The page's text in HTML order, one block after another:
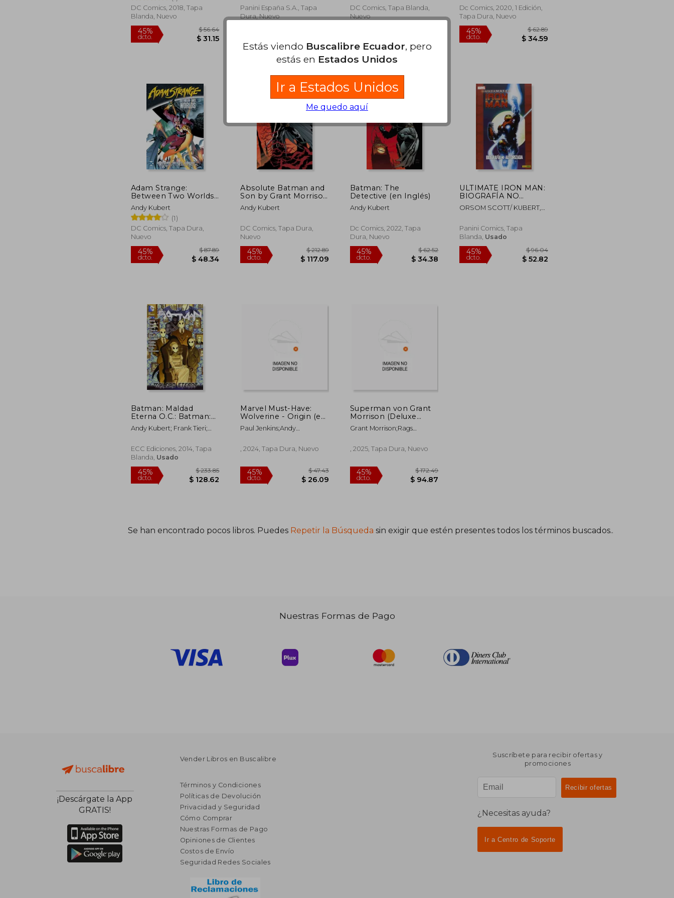
DC Comics, 2018, Tapa
Blanda, Nuevo
45%
dcto.
Panini España S.A., Tapa
Dura, Nuevo
45%
dcto.
DC Comics, Tapa Blanda,
Nuevo
45%
dcto.
Dc Comics, 2020, 1 Edición,
Tapa Dura, Nuevo
45%
dcto.
Adam Strange:
Between Two Worlds
the Deluxe Edition (en
Inglés)
Andy Kubert
(1)
DC Comics, Tapa Dura,
Nuevo
45%
dcto.
Absolute Batman and
Son by Grant Morrison
(en Inglés)
Andy Kubert
DC Comics, Tapa Dura,
Nuevo
$ 117.09
Batman: The
Detective (en Inglés)
Andy Kubert
Dc Comics, 2022, Tapa
Dura, Nuevo
ULTIMATE IRON MAN:
BIOGRAFÍA NO
AUTORIZADA
ORSOM SCOTT/ KUBERT,
CARD
Panini Comics, Tapa
Blanda, Usado
Batman: Maldad
Eterna O.C.: Batman:
Maldad Eterna núm.
02 (de 4)
Andy Kubert; Frank Tieri;
Vi; John Lyman
ECC Ediciones, 2014, Tapa
Blanda, Usado
Marvel Must-Have:
Wolverine - Origin (en
Alemán,)
Paul Jenkins;Andy
, 2024, Tapa Dura, Nuevo
Superman von Grant
Morrison (Deluxe
Edition) (en Alemán,)
Grant Morrison;Rags
Landis;Andy Kubert;Brad
Walker;Christian Heiß
, 2025, Tapa Dura, Nuevo
Se han encontrado pocos libros. Puedes Repetir la Búsqueda sin exigir que estén presentes todos los términos buscados..
Nuestras Formas de Pago
¡Descárgate la App
GRATIS!
Vender Libros en Buscalibre
Términos y Condiciones
Políticas de Devolución
Privacidad y Seguridad
Cómo Comprar
Nuestras Formas de Pago
Opiniones de Clientes
Costos de Envío
Seguridad Redes Sociales
Suscríbete para recibir ofertas y
promociones
¿Necesitas ayuda?
Ir a Centro de Soporte
Estás viendo Buscalibre Ecuador, pero
estás en Estados Unidos
Ir a Estados Unidos
Me quedo aquí